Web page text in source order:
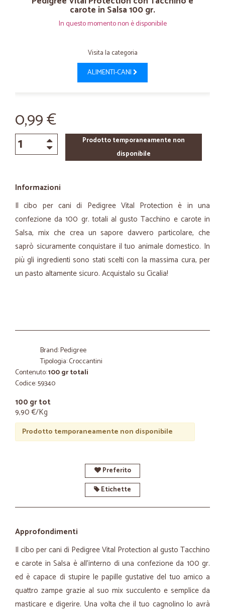
carote in Salsa 100 gr.
In questo momento non è disponibile
Visita la categoria
ALIMENTI-CANI
0,99 €
Prodotto temporaneamente non
disponibile
Informazioni
Il cibo per cani di Pedigree Vital Protection è in una
confezione da 100 gr. totali al gusto Tacchino e carote in
Salsa, mix che crea un sapore davvero particolare, che
saprò sicuramente conquistare il tuo animale domestico. In
più gli ingredienti sono stati scelti con la massima cura, per
un pasto altamente sicuro. Acquistalo su Cicalia!
Brand: Pedigree
Tipologia: Croccantini
Contenuto:100 gr totali
Codice: 59340
100 gr tot
9,90 €/Kg
Prodotto temporaneamente non disponibile
Preferito
Etichette
Approfondimenti
Il cibo per cani di Pedigree Vital Protection al gusto Tacchino
e carote in Salsa è all’interno di una confezione da 100 gr.
ed è capace di stupire le papille gustative del tuo amico a
quattro zampe grazie al suo mix succulento e semplice da
masticare e digerire. Una volta che il tuo cagnolino lo avrà